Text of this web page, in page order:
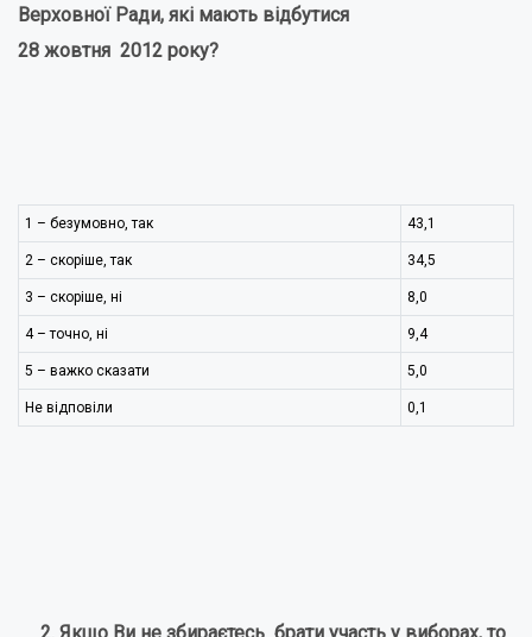
Верховної Ради, які мають відбутися
28 жовтня 2012 року?
1 – безумовно, так 43,1
2 – скоріше, так 34,5
3 – скоріше, ні 8,0
4 – точно, ні 9,4
5 – важко сказати 5,0
Не відповіли 0,1